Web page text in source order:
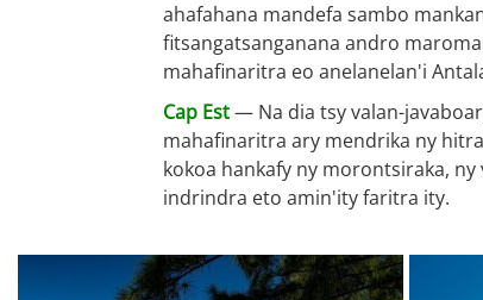
ahafahana mandefa sambo
fitsangatsanganana andro
mahafinaritra eo anelanelan'i
Cap Est— Na dia tsy valan-
mahafinaritra ary mendrika ny
kokoa hankafy ny morontsiraka,
indrindra eto amin'ity faritra ity.